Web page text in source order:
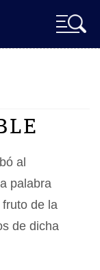
al
palabra
de la
de dicha